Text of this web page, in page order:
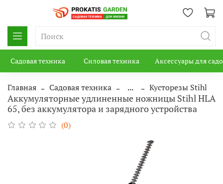
Садовая техника Силовая техника Аксессуары для
Главная Садовая техника ... Кусторезы Stihl
Аккумуляторные удлиненные ножницы Stihl HLA
65, без аккумулятора и зарядного устройства
(0)